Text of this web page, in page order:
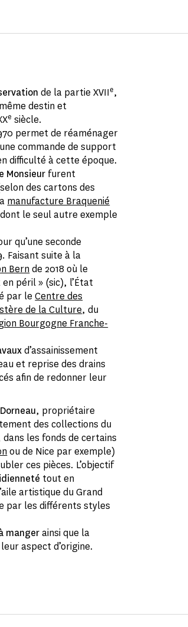
de la partie XVIIe,
destin et
e siècle.
permet de réaménager
commande de support
difficulté à cette époque.
Monsieur furent
des cartons des
manufacture Braquenié
le seul autre exemple
qu’une seconde
Faisant suite à la
Bern de 2018 où le
péril » (sic), l’État
par leCentre des
de la Culture, du
Bourgogne Franche-
d’assainissement
et reprise des drains
afin de redonner leur
, propriétaire
des collections du
dans les fonds de certains
ou de Nice par exemple)
ces pièces. L’objectif
tout en
artistique du Grand
par les différents styles
mangerainsi que la
aspect d’origine.